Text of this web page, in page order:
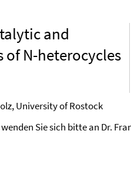
and
of N-heterocycles
University of Rostock
wenden Sie sich bitte an Dr.